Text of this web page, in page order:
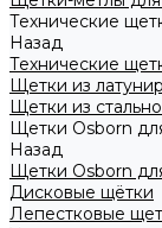
Технические
Назад
Технические
Щетки из
Щетки из
Щетки Osborn
Назад
Щетки Osborn
Дисковые щётки
Лепестковые